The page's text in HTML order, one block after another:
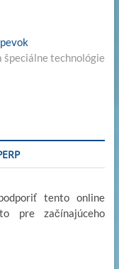
y Next
post:
špeciálne technológie
tento online
pre začínajúceho